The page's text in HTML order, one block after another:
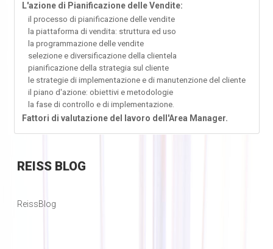
L'azione di Pianificazione delle Vendite:
il processo di pianificazione delle vendite
la piattaforma di vendita: struttura ed uso
la programmazione delle vendite
selezione e diversificazione della clientela
pianificazione della strategia sul cliente
le strategie di implementazione e di manutenzione del cliente
il piano d'azione: obiettivi e metodologie
la fase di controllo e di implementazione.
Fattori di valutazione del lavoro dell'Area Manager.
REISSBLOG
ReissBlog